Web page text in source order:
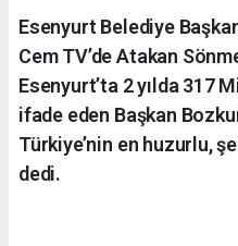
Esenyurt Belediye
Cem TV’de Atakan
Esenyurt’ta 2 yılda 317
ifade eden Başkan
Türkiye’nin en huzurlu,
dedi.